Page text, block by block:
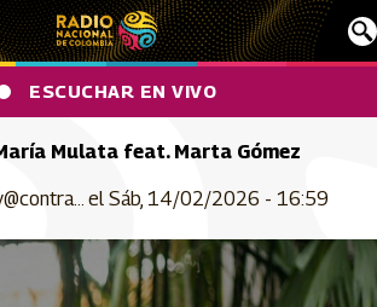
ESCUCHAR EN VIVO
Mulata feat. Marta Gómez
el Sáb, 14/02/2026 - 16:59